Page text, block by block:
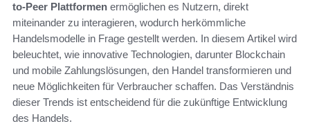
to-Peer Plattformen ermöglichen es Nutzern, direkt
miteinander zu interagieren, wodurch herkömmliche
Handelsmodelle in Frage gestellt werden. In diesem Artikel wird
beleuchtet, wie innovative Technologien, darunter Blockchain
und mobile Zahlungslösungen, den Handel transformieren und
neue Möglichkeiten für Verbraucher schaffen. Das Verständnis
dieser Trends ist entscheidend für die zukünftige Entwicklung
des Handels.